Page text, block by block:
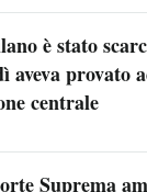
è stato
aveva provato
centrale
Suprema